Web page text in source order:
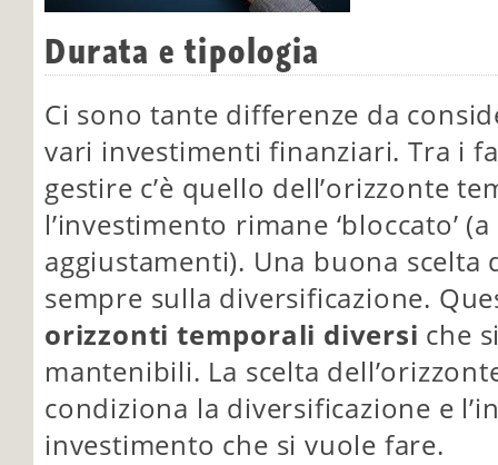
Durata e tipologia
Ci sono tante differenze da
vari investimenti finanziari. Tra i
gestire c’è quello dell’orizzonte
l’investimento rimane ‘bloccato’
aggiustamenti). Una buona
sempre sulla diversificazione.
orizzonti temporali diversi che
mantenibili. La scelta
condiziona la diversificazione e
investimento che si vuole fare.